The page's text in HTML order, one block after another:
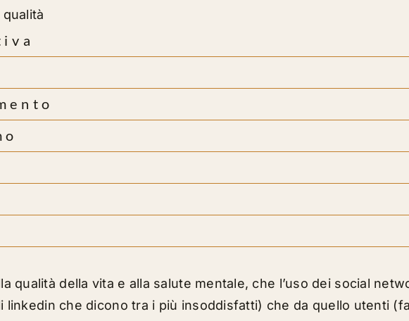
qualità della vita e alla salute mentale, che l’uso dei social
linkedin che dicono tra i più insoddisfatti) che da quello utenti